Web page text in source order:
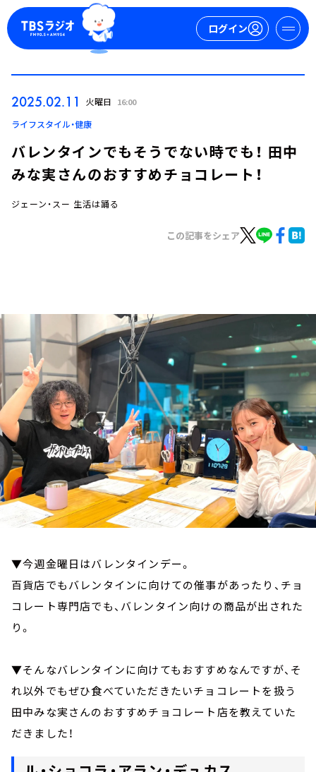
ログイン
ログイン
イベント・グッズ
YouTube
会社情報
2025.02.11 火曜日 16:00
ライフスタイル・健康
バレンタインでもそうでない時でも！ 田中
みな実さんのおすすめチョコレート！
ジェーン・スー 生活は踊る
この記事をシェア
▼今週金曜日はバレンタインデー。
百貨店でもバレンタインに向けての催事があったり、チョ
コレート専門店でも、バレンタイン向けの商品が出された
り。
▼そんなバレンタインに向けてもおすすめなんですが、そ
れ以外でもぜひ食べていただきたいチョコレートを扱う
田中みな実さんのおすすめチョコレート店を教えていた
だきました！